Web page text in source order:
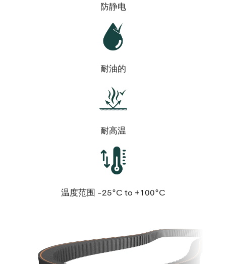
防静电
耐油的
耐高温
温度范围 -25°C to +100°C